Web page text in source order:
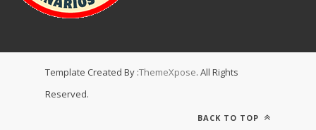
Template Created By :ThemeXpose. All Rights
Reserved.
BACK TO TOP